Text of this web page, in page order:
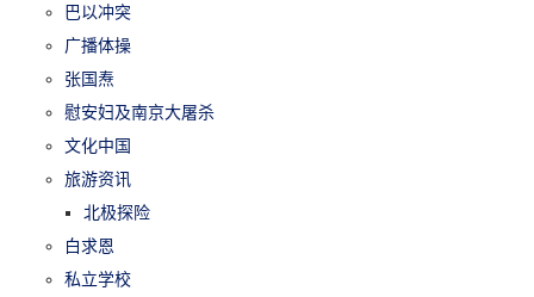
巴以冲突
广播体操
张国焘
慰安妇及南京大屠杀
文化中国
旅游资讯
北极探险
白求恩
私立学校